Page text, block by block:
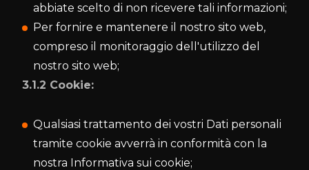
abbiate scelto di non ricevere tali informazioni;
Per fornire e mantenere il nostro sito web,
compreso il monitoraggio dell'utilizzo del
nostro sito web;
3.1.2 Cookie:
Qualsiasi trattamento dei vostri Dati personali
tramite cookie avverrà in conformità con la
nostra Informativa sui cookie;